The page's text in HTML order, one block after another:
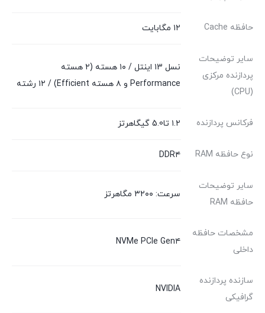
حافظه Cache ۱۲ مگابایت
سایر توضیحات
پردازنده مرکزی
(CPU)
نسل ۱3 اینتل / ۱۰ هسته (۲ هسته
Performance و ۸ هسته Efficient) / ۱۲ رشته
فرکانس پردازنده ۱.۲ تا5.0 گیگاهرتز
نوع حافظه RAM DDR۴
سایر توضیحات
حافظه RAM
سرعت: ۳۲۰۰ مگاهرتز
مشخصات حافظه
داخلی
NVMe PCIe Gen۴
سازنده پردازنده
گرافیکی
NVIDIA